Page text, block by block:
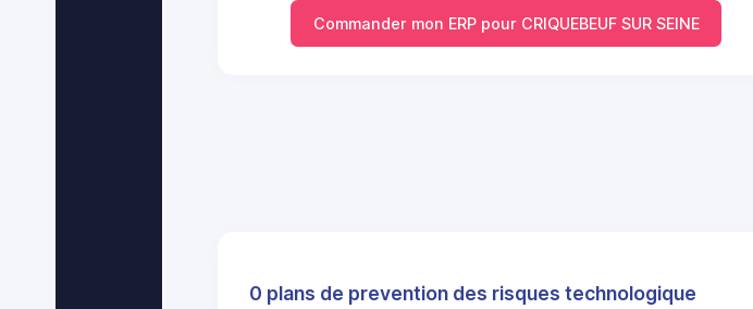
Commander mon ERP pour CRIQUEBEUF SUR SEINE
0 plans de prevention des risques technologique